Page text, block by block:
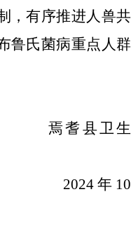
，有序推进人兽共
鲁氏菌病重点人群
焉耆县卫生
2024年 10